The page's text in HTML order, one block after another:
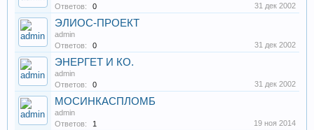
Ответов:
0 31 дек 2002
ЭЛИОС-ПРОЕКТ
admin
Ответов:
0 31 дек 2002
ЭНЕРГЕТ И КО.
admin
Ответов:
0 31 дек 2002
МОСИНКАСПЛОМБ
admin
Ответов:
1
19 ноя 2014